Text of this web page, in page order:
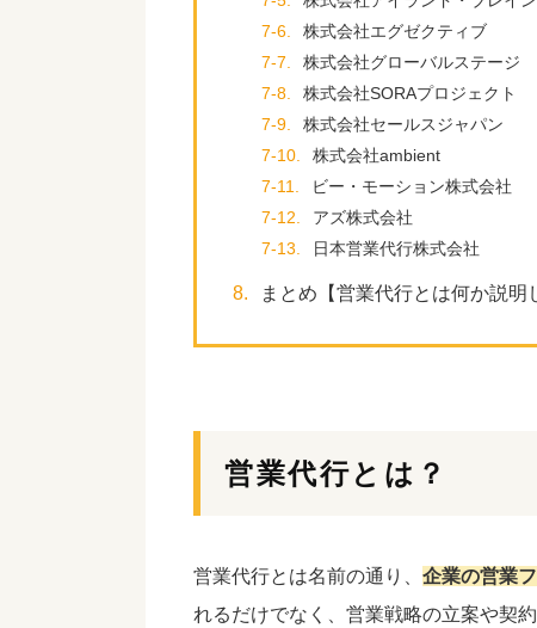
7-6.
株式会社エグゼクティブ
7-7.
株式会社グローバルステージ
7-8.
株式会社SORAプロジェクト
7-9.
株式会社セールスジャパン
7-10.
株式会社ambient
7-11.
ビー・モーション株式会社
7-12.
アズ株式会社
7-13.
日本営業代行株式会社
8. まとめ【営業代行とは何か説明
営業代行とは？
営業代行とは名前の通り、 企業の営業
れるだけでなく、営業戦略の立案や契